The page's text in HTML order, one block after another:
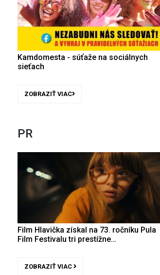
Kamdomesta - súťaže na sociálnych
sieťach
ZOBRAZIŤ VIAC
PR
Film Hlavička získal na 73. ročníku Pula
Film Festivalu tri prestížne…
ZOBRAZIŤ VIAC